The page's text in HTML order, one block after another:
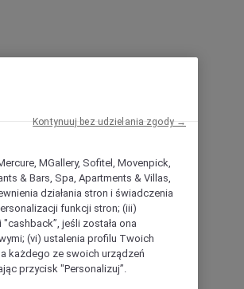
MGallery, Sofitel, Movenpick,
& Bars, Spa, Apartments & Villas,
działania stron i świadczenia
funkcji stron; (iii)
jeśli została ona
(vi) ustalenia profilu Twoich
każdego ze swoich urządzeń
przycisk "Personalizuj”.
Kontynuuj bez udzielania zgody →